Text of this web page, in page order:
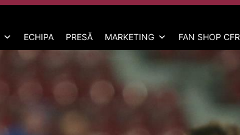
ECHIPA PRESĂ MARKETING FAN SHOP CFR